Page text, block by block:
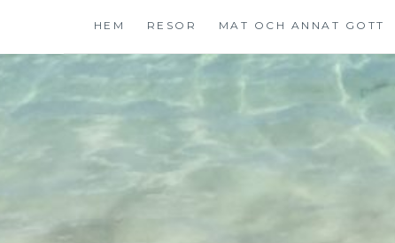
innehåll
HEM RESOR MAT OCH ANNAT GOTT